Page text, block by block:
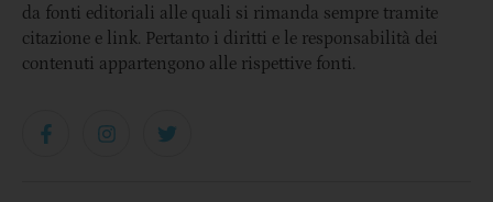
da fonti editoriali alle quali si rimanda sempre tramite
citazione e link. Pertanto i diritti e le responsabilità dei
contenuti appartengono alle rispettive fonti.